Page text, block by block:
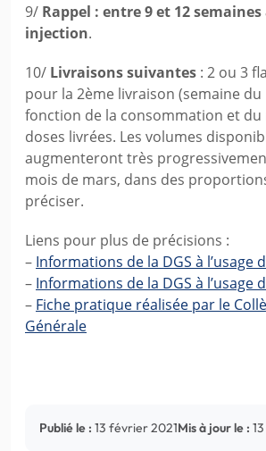
9/ Rappel : entre 9 et 12
injection.
10/ Livraisons suivantes : 2 ou 3
pour la 2ème livraison (semaine du
fonction de la consommation et du
doses livrées. Les volumes
augmenteront très
mois de mars, dans des
préciser.
Liens pour plus de précisions :
– Informations de la DGS à l’usage
– Informations de la DGS à l’usage
– Fiche pratique réalisée par le
Générale
Publié le : 13 février 2021Mis à jour le :